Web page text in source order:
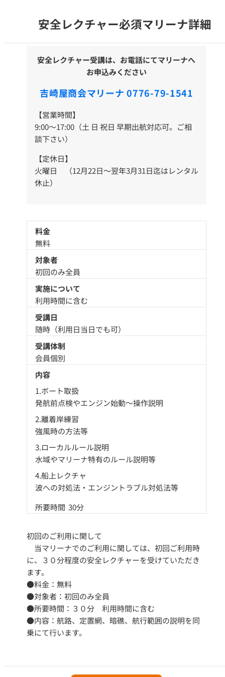
安全レクチャー必須マリーナ詳細
安全レクチャー受講は、お電話にてマリーナへ
お申込みください
吉崎屋商会マリーナ 0776-79-1541
【営業時間】
9:00～17:00（土 日 祝日 早期出航対応可。ご相
談下さい）
【定休日】
火曜日 （12月22日～翌年3月31日迄はレンタル
休止）
料金
無料
対象者
初回のみ全員
実施について
利用時間に含む
受講日
随時（利用日当日でも可）
受講体制
会員個別
内容
1.ボート取扱
発航前点検やエンジン始動～操作説明
2.離着岸練習
強風時の方法等
3.ローカルルール説明
水域やマリーナ特有のルール説明等
4.船上レクチャ
波への対処法・エンジントラブル対処法等
所要時間 30分
初回のご利用に関して
当マリーナでのご利用に関しては、初回ご利用時
に、３０分程度の安全レクチャーを受けていただき
ます。
●料金：無料
●対象者：初回のみ全員
●所要時間：３０分 利用時間に含む
●内容：航路、定置網、暗礁、航行範囲の説明を同
乗にて行います。